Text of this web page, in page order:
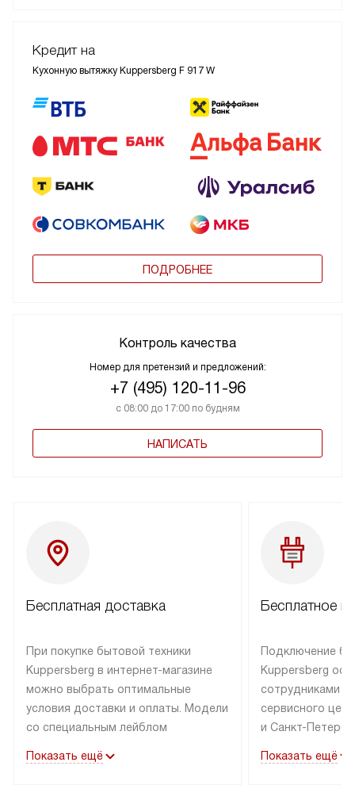
Кредит на
Кухонную вытяжку Kuppersberg F 917 W
ПОДРОБНЕЕ
Контроль качества
Номер для претензий и предложений:
+7 (495) 120-11-96
с 08:00 до 17:00 по будням
НАПИСАТЬ
Бесплатная доставка
При покупке бытовой техники
Kuppersberg в интернет-магазине
можно выбрать оптимальные
условия доставки и оплаты. Модели
со специальным лейблом
в пределах МКАД до подъезда,
Показать ещё
Бесплатное
Подключение
Kuppersberg
сотрудниками
сервисного
и Санкт-
подключается к
Показать ещё